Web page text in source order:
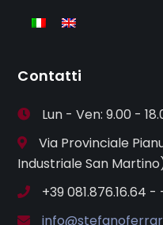
Contatti
Lun - Ven: 9.00 -
Via Provinciale
Industriale San
+39 081.876.16.64 -